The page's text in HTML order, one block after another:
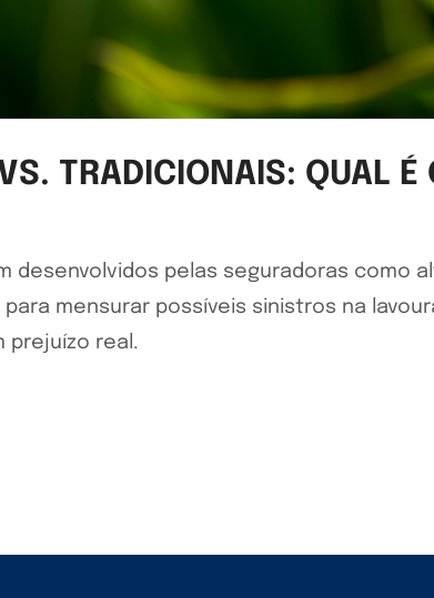
TRADICIONAIS: QUAL É
desenvolvidos pelas seguradoras como
mensurar possíveis sinistros na
prejuízo real.